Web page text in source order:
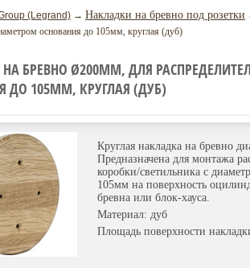
(Legrand) → Накладки на бревно под розетки
основания до 105мм, круглая (дуб)
БРЕВНО Ø200ММ, ДЛЯ
ДО 105ММ, КРУГЛАЯ (ДУБ)
Круглая накладка на бревно
Предназначена для монтажа
коробки/светильника с
105мм на поверхность
бревна или блок-хауса.
Материал: дуб
Площадь поверхности